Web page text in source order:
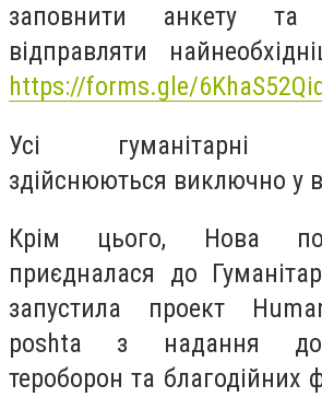
заповнити анкету та
відправляти
https://forms.gle/
Усі гуманітарні
здійснюються виключно у
Крім цього, Нова
приєдналася до
запустила проект
рoshta з надання
тероборон та благодійних